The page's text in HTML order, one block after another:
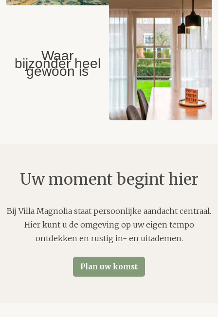
Waar
bijzonder heel
gewoon is
moois
Uw moment begint hier
Bij Villa Magnolia staat persoonlijke aandacht centraal.
Hier kunt u de omgeving op uw eigen tempo
ontdekken en rustig in- en uitademen.
Plan uw komst